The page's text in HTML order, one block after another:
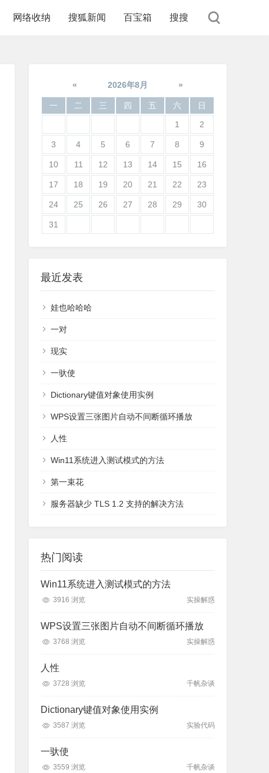
网络收纳 搜狐新闻 百宝箱 搜搜
« 2026年8月 »
一 二 三 四 五 六
日
1
2
3 4 5 6 7 8 9
10 11 12 13 14 15 16
17 18 19 20 21 22 23
24 25 26 27 28 29 30
31
最近发表
娃也哈哈哈
一对
现实
一驮使
Dictionary键值对象使用实例
WPS设置三张图片自动不间断循环播放
人性
Win11系统进入测试模式的方法
第一束花
服务器缺少 TLS 1.2 支持的解决方法
热门阅读
Win11系统进入测试模式的方法
3916 浏览 实操解惑
WPS设置三张图片自动不间断循环播放
3768 浏览 实操解惑
人性
3728 浏览 千帆杂谈
Dictionary键值对象使用实例
3587 浏览 实验代码
一驮使
3559 浏览 千帆杂谈